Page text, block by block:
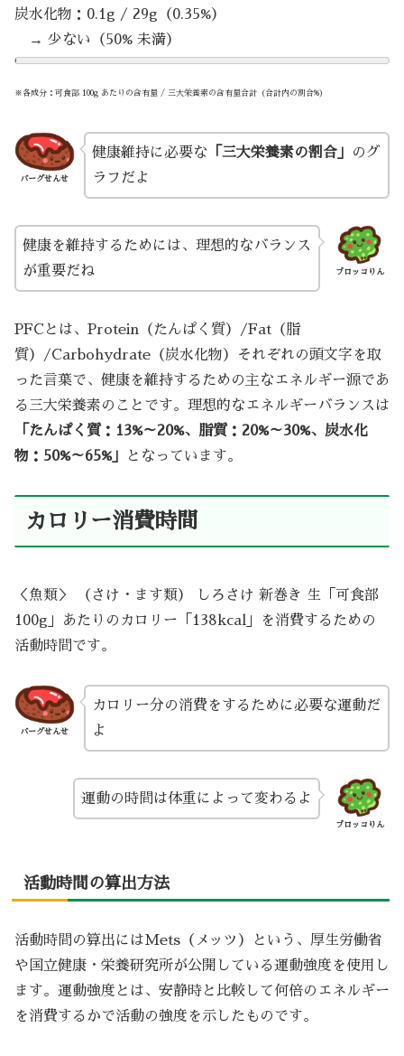
炭水化物：0.1g / 29g（0.35%）
→ 少ない（50% 未満）
※各成分：可食部 100g あたりの含有量 / 三大栄養素の含有量合計（合計内の割合%）
バーグせんせ
健康維持に必要な 「三大栄養素の割合」
のグ
ラフだよ
ブロッコりん
健康を維持するためには、理想的なバランス
が重要だね
PFCとは、Protein（たんぱく質）/Fat（脂
質）/Carbohydrate（炭水化物）それぞれの頭文字を取
った言葉で、健康を維持するための主なエネルギー源であ
る三大栄養素のことです。理想的なエネルギーバランスは
「たんぱく質：13%～20%、脂質：20%～30%、炭水化
物：50%～65%」
となっています。
カロリー消費時間
＜魚類＞ （さけ・ます類） しろさけ 新巻き 生「可食部
100g」あたりのカロリー「138kcal」を消費するための
活動時間です。
バーグせんせ
カロリー分の消費をするために必要な運動だ
よ
ブロッコりん
運動の時間は体重によって変わるよ
活動時間の算出方法
活動時間の算出にはMets（メッツ）という、厚生労働省
や国立健康・栄養研究所が公開している運動強度を使用し
ます。運動強度とは、安静時と比較して何倍のエネルギー
を消費するかで活動の強度を示したものです。